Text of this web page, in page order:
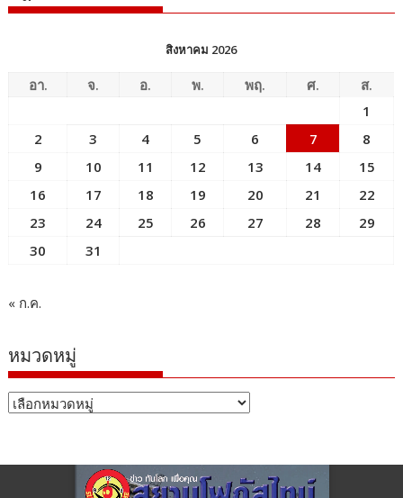
สิงหาคม 2026
อา. จ. อ. พ. พฤ. ศ.
ส.
1
2
3 4 5 6 7
8
9
10 11 12 13 14
15
16
17 18 19 20 21
22
23
24 25 26 27 28
29
30
31
« ก.ค.
หมวดหมู่
หมวด